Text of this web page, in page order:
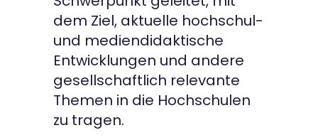
dem Ziel, aktuelle hochschul-
und mediendidaktische
Entwicklungen und andere
gesellschaftlich relevante
Themen in die Hochschulen
zu tragen.